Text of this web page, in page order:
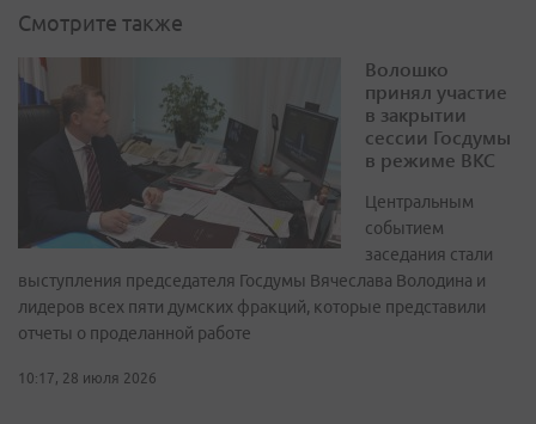
Смотрите также
Волошко
принял участие
в закрытии
сессии Госдумы
в режиме ВКС
Центральным
событием
заседания стали
выступления председателя Госдумы Вячеслава Володина и
лидеров всех пяти думских фракций, которые представили
отчеты о проделанной работе
10:17, 28 июля 2026